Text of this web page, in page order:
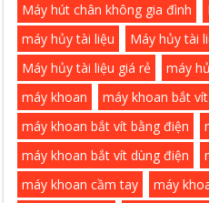
Máy hút chân không gia đình
máy hủy tài liệu
Máy hủy tài
Máy hủy tài liệu giá rẻ
máy
máy khoan
máy khoan bắt vít
máy khoan bắt vít bằng điện
máy khoan bắt vít dùng điện
máy khoan cầm tay
máy